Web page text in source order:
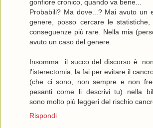
gonfiore cronico, quando va bene...
Probabili? Ma dove...? Mai avuto un
genere, posso cercare le
conseguenze più rare. Nella mia
avuto un caso del genere.
Insomma...il succo del discorso è:
l'isterectomia, la fai per evitare il
(che ci sono, non sempre e non
pesanti come li descrivi tu) nella
sono molto più leggeri del rischio
Rispondi